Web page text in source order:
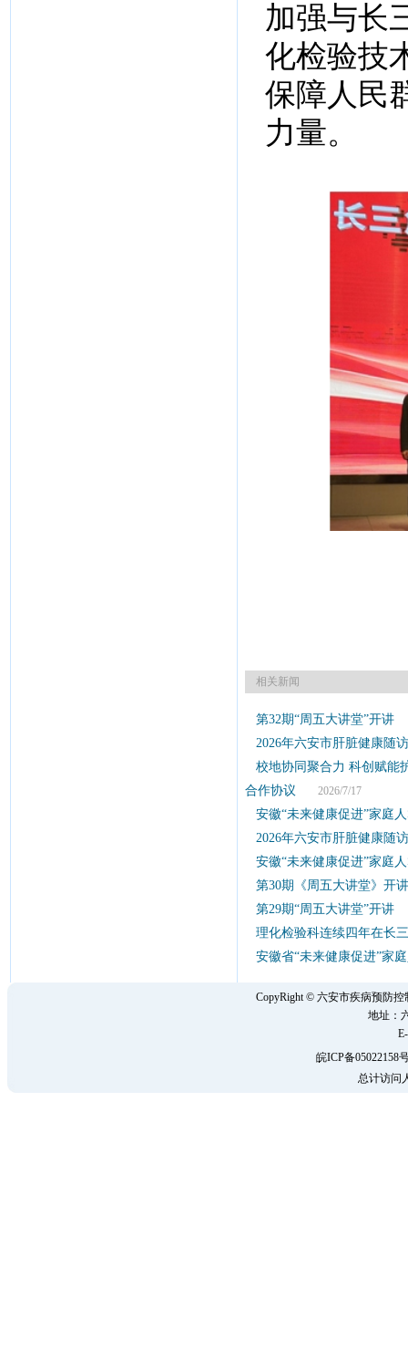
加强与长
化检验技
保障人民
力量。
相关新闻
第32期“周五大讲堂”开讲
2026年六安市肝脏健康随
校地协同聚合力 科创赋能
合作协议 2026/7/17
安徽“未来健康促进”家庭
2026年六安市肝脏健康随
安徽“未来健康促进”家庭
第30期《周五大讲堂》开讲
第29期“周五大讲堂”开讲
理化检验科连续四年在长
安徽省“未来健康促进”家
CopyRight © 六安市疾病预防
地址：
皖ICP备05022158
总计访问